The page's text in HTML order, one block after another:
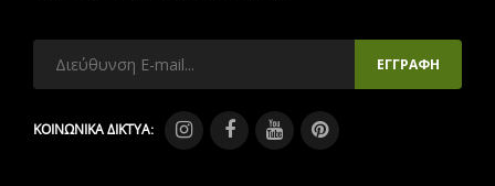
ΚΟΙΝΩΝΙΚΑ ΔΙΚΤΥΑ: